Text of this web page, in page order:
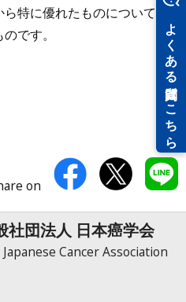
特に優れたものについて研
です。
on
社団法人 日本癌学会
Cancer Association